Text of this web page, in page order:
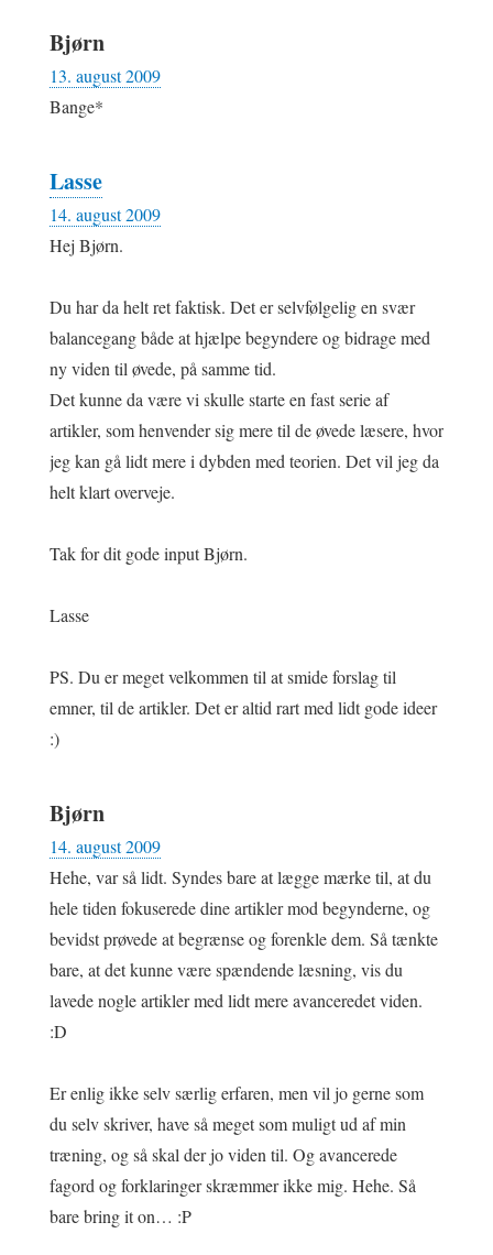
Bjørn
13. august 2009
Bange*
Lasse
14. august 2009
Hej Bjørn.
Du har da helt ret faktisk. Det er selvfølgelig en svær
balancegang både at hjælpe begyndere og bidrage med
ny viden til øvede, på samme tid.
Det kunne da være vi skulle starte en fast serie af
artikler, som henvender sig mere til de øvede læsere, hvor
jeg kan gå lidt mere i dybden med teorien. Det vil jeg da
helt klart overveje.
Tak for dit gode input Bjørn.
Lasse
PS. Du er meget velkommen til at smide forslag til
emner, til de artikler. Det er altid rart med lidt gode ideer
:)
Bjørn
14. august 2009
Hehe, var så lidt. Syndes bare at lægge mærke til, at du
hele tiden fokuserede dine artikler mod begynderne, og
bevidst prøvede at begrænse og forenkle dem. Så tænkte
bare, at det kunne være spændende læsning, vis du
lavede nogle artikler med lidt mere avanceredet viden.
:D
Er enlig ikke selv særlig erfaren, men vil jo gerne som
du selv skriver, have så meget som muligt ud af min
træning, og så skal der jo viden til. Og avancerede
fagord og forklaringer skræmmer ikke mig. Hehe. Så
bare bring it on… :P